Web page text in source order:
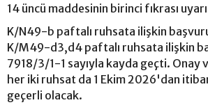
14 üncü maddesinin birinci fıkrası
K/N49-b paftalı ruhsata ilişkin
K/M49-d3,d4 paftalı ruhsata ilişkin
7918/3/1-1 sayıyla kayda geçti. Onay
her iki ruhsat da 1 Ekim 2026'dan
geçerli olacak.